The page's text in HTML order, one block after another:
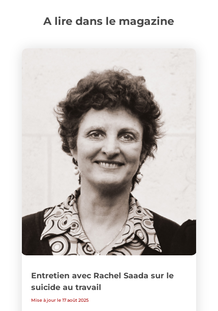
A lire dans le magazine
Entretien avec Rachel Saada sur le
suicide au travail
Mise à jour le 17 août 2025